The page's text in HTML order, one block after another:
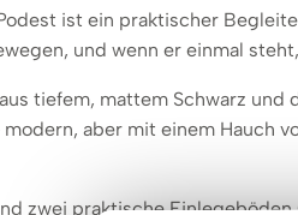
ist ein praktischer
und wenn er einmal
tiefem, mattem Schwarz
aber mit einem Hauch
zwei praktische